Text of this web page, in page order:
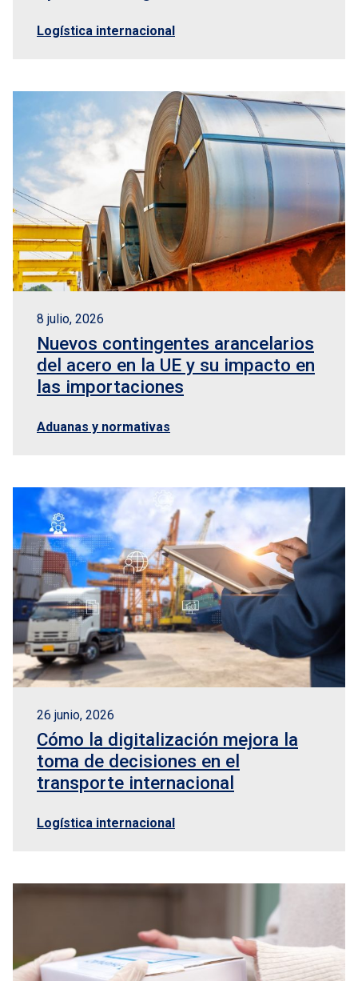
Logística internacional
8 julio, 2026
Nuevos contingentes arancelarios
del acero en la UE y su impacto en
las importaciones
Aduanas y normativas
26 junio, 2026
Cómo la digitalización mejora la
toma de decisiones en el
transporte internacional
Logística internacional